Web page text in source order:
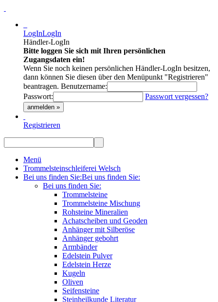
LogInLogIn
Händler-LogIn
Bitte loggen Sie sich mit Ihren persönlichen
Zugangsdaten ein!
Wenn Sie noch keinen persönlichen Händler-LogIn besitzen,
dann können Sie diesen über den Menüpunkt "Registrieren"
beantragen. Benutzername:
Passwort:
Passwort vergessen?
anmelden »
Registrieren
Menü
Trommelsteinschleiferei Welsch
Bei uns finden Sie:Bei uns finden Sie:
Bei uns finden Sie:
Trommelsteine
Trommelsteine Mischung
Rohsteine Mineralien
Achatscheiben und Geoden
Anhänger mit Silberöse
Anhänger gebohrt
Armbänder
Edelstein Pulver
Edelstein Herze
Kugeln
Oliven
Seifensteine
Steinheilkunde Literatur